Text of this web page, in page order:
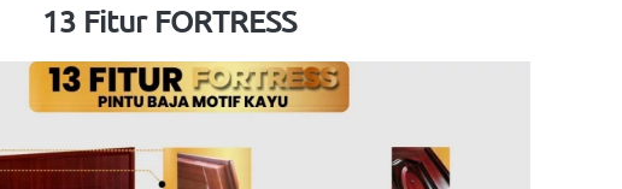
13 Fitur FORTRESS